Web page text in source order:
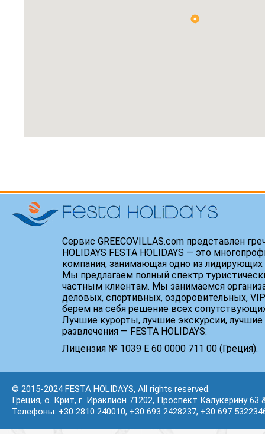
Сервис GREECOVILLAS.com представлен
HOLIDAYS FESTA HOLIDAYS — это
компания, занимающая одно из
Мы предлагаем полный спектр
частным клиентам. Мы занимаемся
деловых, спортивных, оздоровительных,
берем на себя решение всех
Лучшие курорты, лучшие экскурсии, лучшие
развлечения — FESTA HOLIDAYS.
Лицензия № 1039 Е 60 0000 711 00 (Греция).
© 2015-2024 FESTA HOLIDAYS, All rights reserved.
Греция, о. Крит, г. Ираклион 71202, Проспект Калукерину 63
Телефоны: +30 2810 240010, +30 693 2428237, +30 697